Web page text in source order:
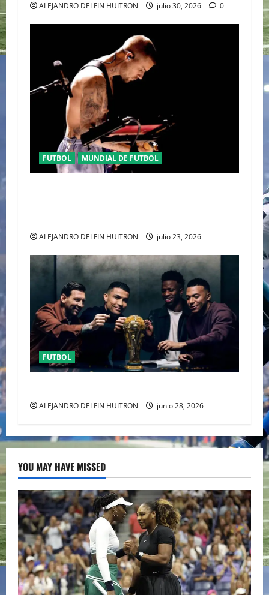
ALEJANDRO DELFIN HUITRON julio 30, 2026 0
FUTBOL MUNDIAL DE FUTBOL
ALEJANDRO DELFIN HUITRON julio 23, 2026
FUTBOL
ALEJANDRO DELFIN HUITRON junio 28, 2026
YOU MAY HAVE MISSED